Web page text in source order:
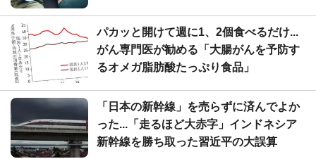
パカッと開けて週に1、2個食べるだけ...
がん専門医が勧める「大腸がんを予防す
るオメガ脂肪酸たっぷり食品」
「日本の新幹線」を売らずに済んでよか
った...「走るほど大赤字」インドネシア
新幹線を勝ち取った習近平の大誤算